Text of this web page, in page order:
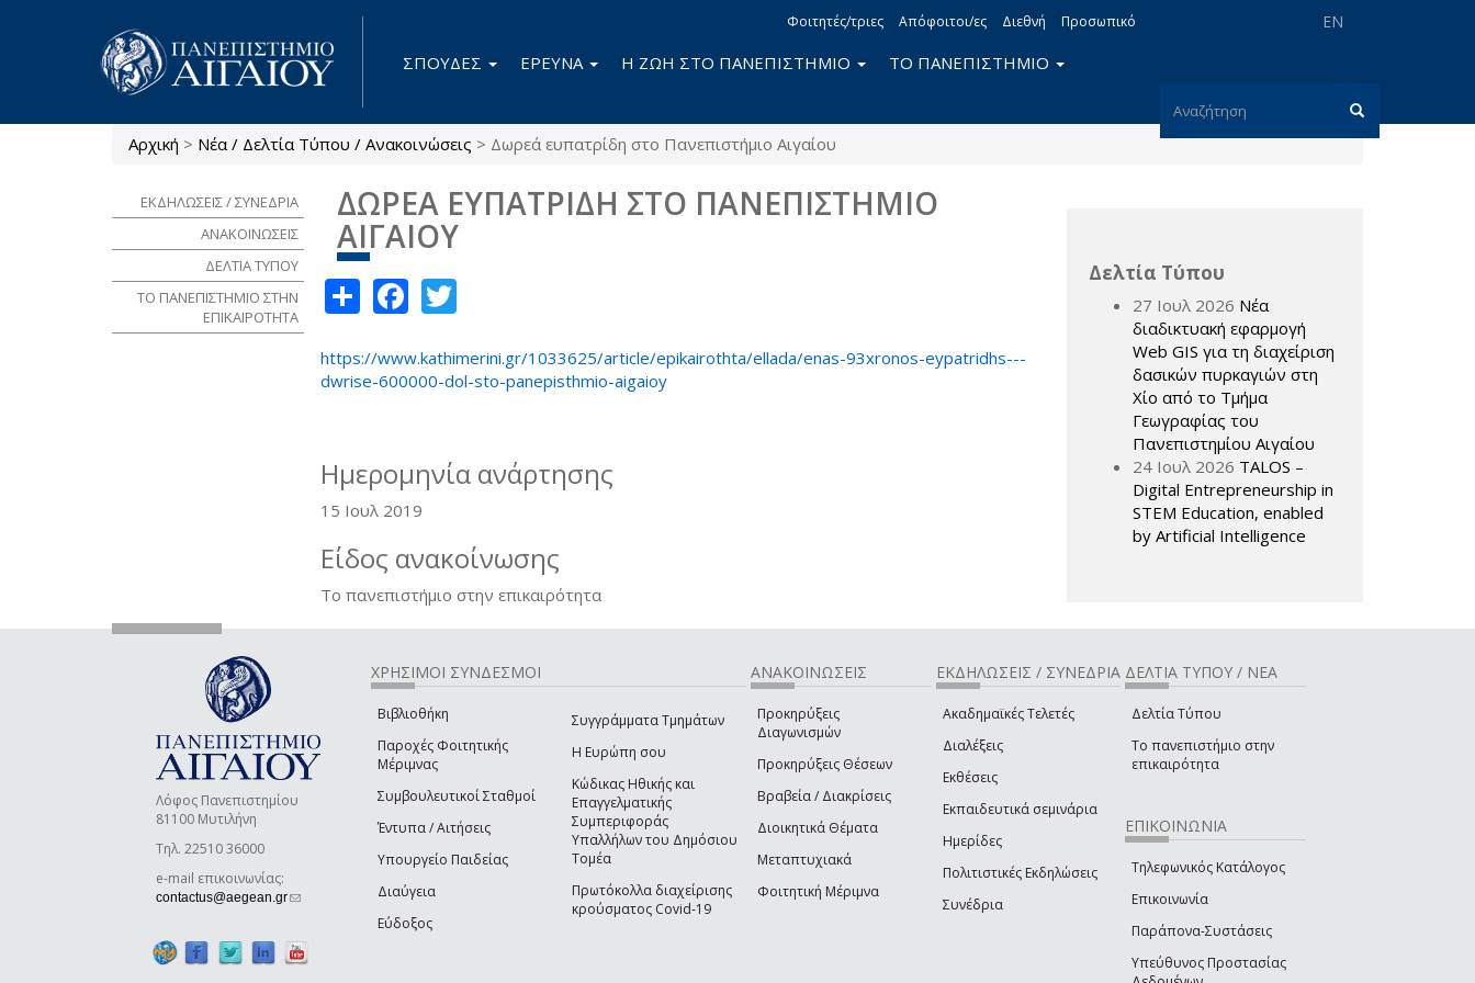
EN
Φοιτητές/τριες Απόφοιτοι/ες Διεθνή Προσωπικό
Φόρμα
ΣΠΟΥΔΕΣ ΕΡΕΥΝΑ Η ΖΩΗ ΣΤΟ ΠΑΝΕΠΙΣΤΗΜΙΟ ΤΟ ΠΑΝΕΠΙΣΤΗΜΙΟ
Είστε εδώ
Αρχική > Νέα / Δελτία Τύπου / Ανακοινώσεις > Δωρεά ευπατρίδη στο Πανεπιστήμιο Αιγαίου
ΔΩΡΕΑ ΕΥΠΑΤΡΙΔΗ ΣΤΟ ΠΑΝΕΠΙΣΤΗΜΙΟ
ΑΙΓΑΙΟΥ
ShareFacebook
https://www.kathimerini.gr/1033625/article/epikairothta/ellada/enas-93xronos-eypatridhs---
dwrise-600000-dol-sto-panepisthmio-aigaioy
Ημερομηνία ανάρτησης
15 Ιουλ 2019
Είδος ανακοίνωσης
Το πανεπιστήμιο στην επικαιρότητα
ΕΚΔΗΛΩΣΕΙΣ / ΣΥΝΕΔΡΙΑ
ΑΝΑΚΟΙΝΩΣΕΙΣ
ΔΕΛΤΙΑ ΤΥΠΟΥ
ΤΟ ΠΑΝΕΠΙΣΤΗΜΙΟ ΣΤΗΝ
ΕΠΙΚΑΙΡΟΤΗΤΑ
Δελτία Τύπου
27 Ιουλ 2026 Νέα
διαδικτυακή εφαρμογή
Web GIS για τη διαχείριση
δασικών πυρκαγιών στη
Χίο από το Τμήμα
Γεωγραφίας του
Πανεπιστημίου Αιγαίου
24 Ιουλ 2026 TALOS –
Digital Entrepreneurship in
STEM Education, enabled
by Artificial Intelligence
Λόφος Πανεπιστημίου
81100 Μυτιλήνη
Τηλ. 22510 36000
e-mail επικοινωνίας:
contactus@aegean.gr(link sends e-mail)
ΧΡΗΣΙΜΟΙ ΣΥΝΔΕΣΜΟΙ
Βιβλιοθήκη
Παροχές Φοιτητικής
Μέριμνας
Συμβουλευτικοί Σταθμοί
Έντυπα / Αιτήσεις
Υπουργείο Παιδείας
Διαύγεια
Εύδοξος
Συγγράμματα Τμημάτων
Η Ευρώπη σου
Κώδικας Ηθικής και
Επαγγελματικής
Συμπεριφοράς
Υπαλλήλων του Δημόσιου
Τομέα
Πρωτόκολλα διαχείρισης
κρούσματος Covid-19
ΑΝΑΚΟΙΝΩΣΕΙΣ
Προκηρύξεις
Διαγωνισμών
Προκηρύξεις Θέσεων
Βραβεία / Διακρίσεις
Διοικητικά Θέματα
Μεταπτυχιακά
Φοιτητική Μέριμνα
ΕΚΔΗΛΩΣΕΙΣ / ΣΥΝΕΔΡΙΑ
Ακαδημαϊκές Τελετές
Διαλέξεις
Εκθέσεις
Εκπαιδευτικά σεμινάρια
Ημερίδες
Πολιτιστικές Εκδηλώσεις
Συνέδρια
ΔΕΛΤΙΑ ΤΥΠΟΥ / ΝΕΑ
Δελτία Τύπου
Το πανεπιστήμιο στην
επικαιρότητα
ΕΠΙΚΟΙΝΩΝΙΑ
Τηλεφωνικός Κατάλογος
Επικοινωνία
Παράπονα-Συστάσεις
Υπεύθυνος Προστασίας